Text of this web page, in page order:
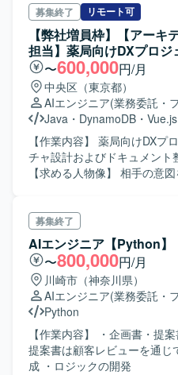
Cognito, SQS, SES, Step
CodePipeline, CodeDeploy
装していただきます。 主な作業内容は以下の通りです。 ・
学校情報（HTML、PDF、画
様検討 ・各学校サイトの
ツールの設計・開発 ※Azure
ータからテキストデータを抽
（LLM）に解析させ、定義済
処理を設計 ・RAG（
活用したデータ活用機能の開
テスト実施、結果のフィードバック反映
予定ですが、Claudeや
でも問題なし。
募集終了 リモート可
【弊社増員枠】【アー
担当】薬局向けDXプロジ
〜600,000円/月
中央区（東京都）
AIエンジニア(業務委託・
Java ・ DynamoDB ・ Vue.js
【作業内容】 薬局向けDXプ
チャ設計およびドキュメント
【求める人物像】 相手の意
る方です。 【開発環境】 【Front】Vue.js 【Mobile】
Flutter 【Server】Java/
【Infra】AWS/Lambda/ECS
募集終了
AIエンジニア【Python】
〜800,000円/月
川崎市（神奈川県）
AIエンジニア(業務委託・
Python
【作業内容】 ・企画書・提
提案書は顧客レビューを通
成 ・ロジックの開発